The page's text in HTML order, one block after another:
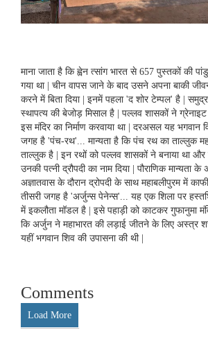
माना जाता है कि ह्वेन त्सांग भारत से 657 पुस्तकों की
गया था | चीन वापस जाने के बाद उसने अपना बाकी
करने में बिता दिया | इनमें पहला 'द शोर टेम्पल' है |
स्थापत्य की बेजोड़ मिसाल है | पल्लव शासकों ने
इस मंदिर का निर्माण करवाया था | दरअसल यह भगवान
जगह है 'पंच-रथ'... मान्‍यता है कि पंच रथ का ताल्लुक
ताल्‍लुक है | इन रथों को पल्लव शासकों ने बनाया था
उनकी पत्नी द्रौपदी का नाम दिया | पौराणिक मान्‍यता
अज्ञातवास के दौरान द्रोपदी के साथ महाबलीपुरम में काफी
तीसरी जगह है 'अर्जुन्स पेनेन्स'... यह एक शिला पर
में इकलौता मॉडल है | इसे पहाड़ी को काटकर गुफानुमा
कि अर्जुन ने महाभारत की लड़ाई जीतने के लिए अस्त्र
यहीं भगवान शिव की उपासना की थी |
Comments
Load More